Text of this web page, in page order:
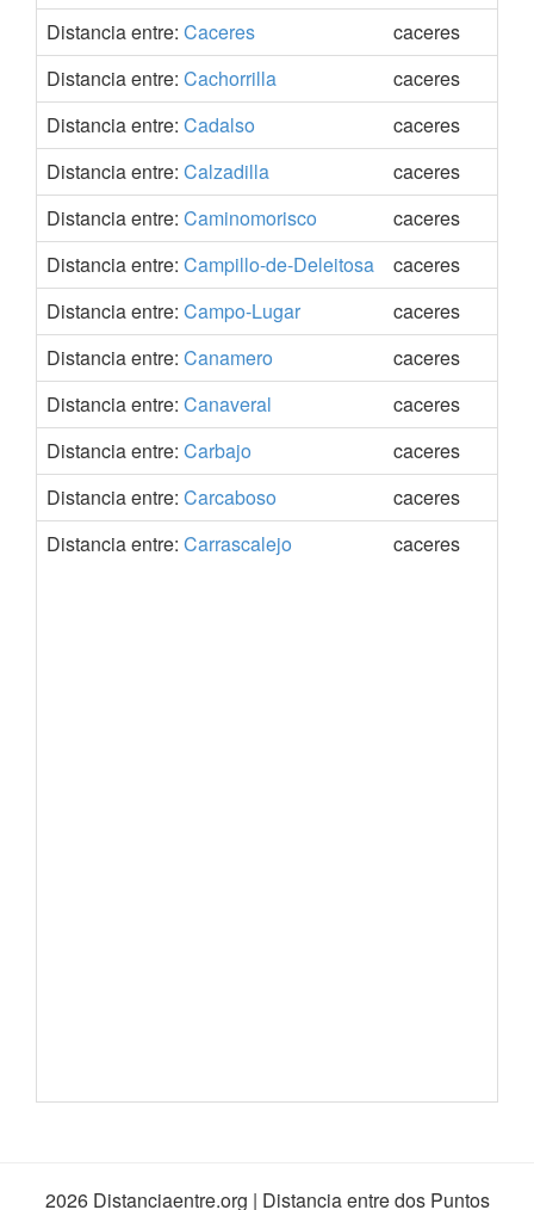
Distancia entre: Caceres caceres
Distancia entre: Cachorrilla caceres
Distancia entre: Cadalso caceres
Distancia entre: Calzadilla caceres
Distancia entre: Caminomorisco caceres
Distancia entre: Campillo-de-Deleitosa caceres
Distancia entre: Campo-Lugar caceres
Distancia entre: Canamero caceres
Distancia entre: Canaveral caceres
Distancia entre: Carbajo caceres
Distancia entre: Carcaboso caceres
Distancia entre: Carrascalejo caceres
2026 Distanciaentre.org | Distancia entre dos Puntos